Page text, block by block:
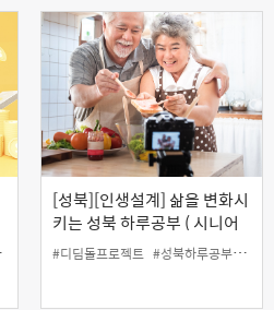
#한국야쿠르트
[성북][인생설계] 삶을 변화시
키는 성북 하루공부 ( 시니어
초보 유튜버 도전기 )
#디딤돌프로젝트 #성북하루공부 #유